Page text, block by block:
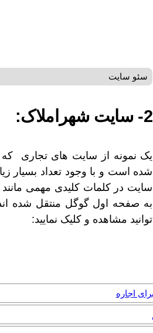
سئو سایت
2- سایت شهراملاک:
یک نمونه از سایت های تجاری
شده است و با وجود تعداد بسیار
سایت در کلمات کلیدی مهمی مانند
به صفحه اول گوگل منتقل شده
توانید مشاهده و کلیک نمایید:
اجاره